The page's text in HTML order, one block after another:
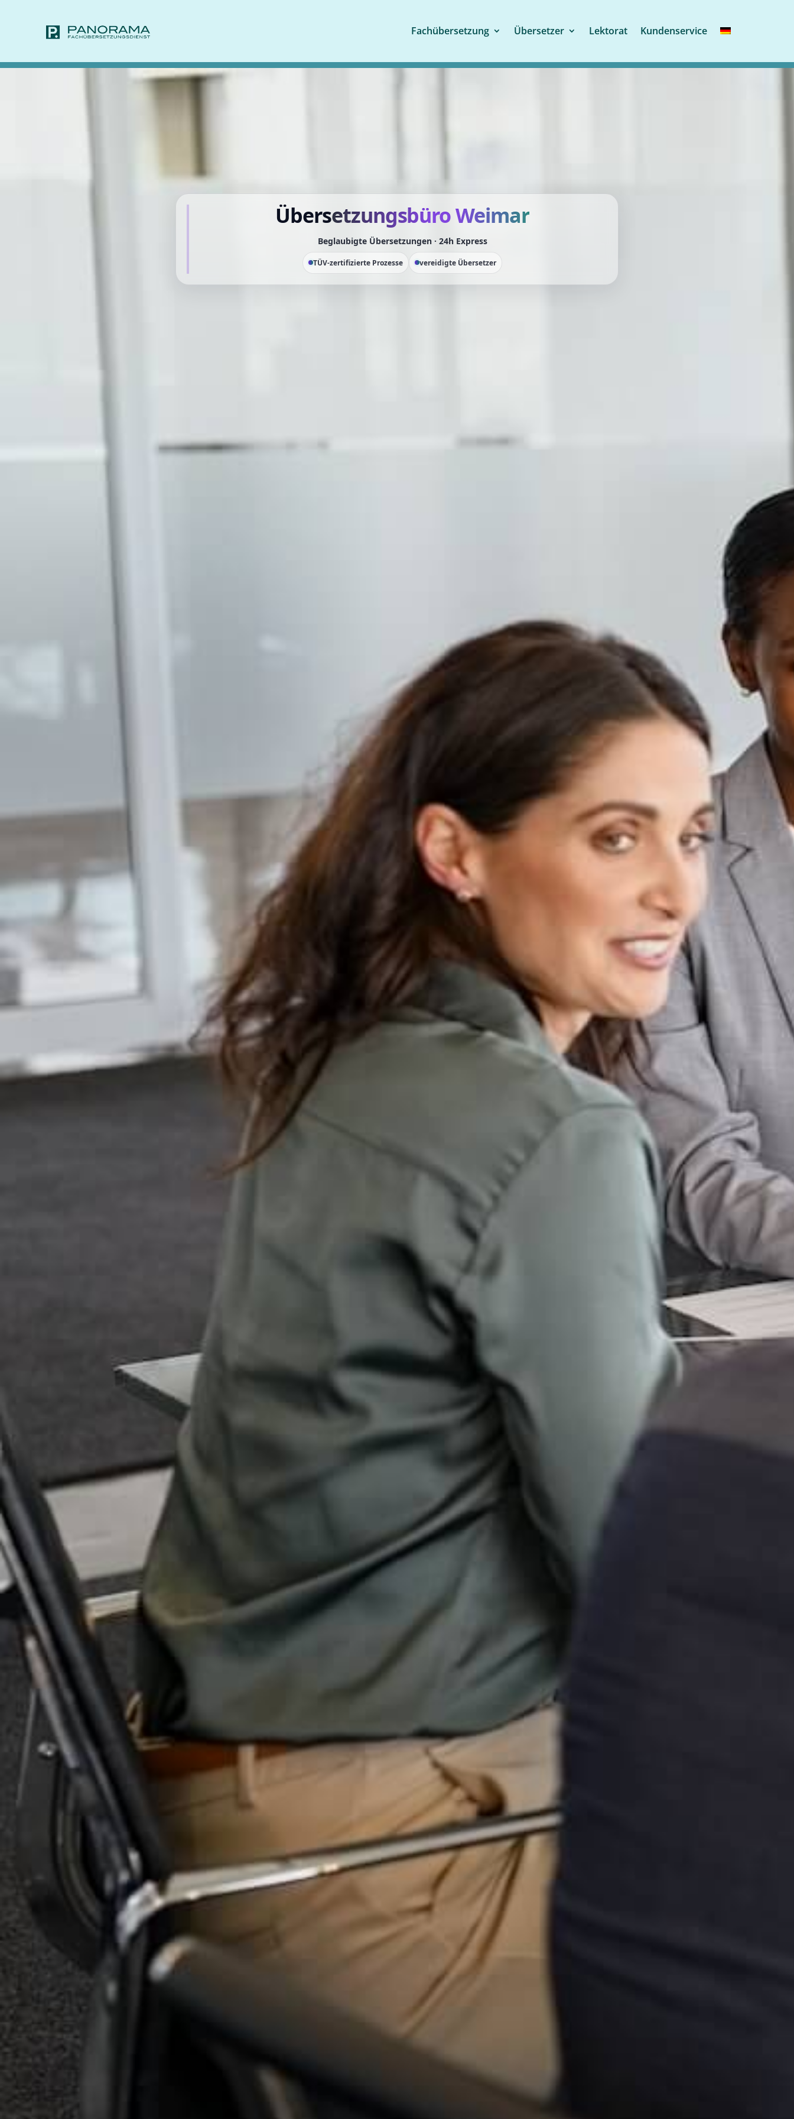
Fachübersetzung Übersetzer Lektorat Kundenservice
ÜbersetzungsbüroWeimar
Beglaubigte Übersetzungen · 24h Express
TÜV-zertifizierte Prozesse vereidigte Übersetzer